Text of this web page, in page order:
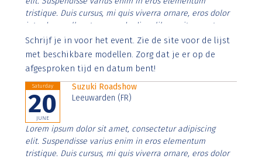
tristique. Duis cursus, mi quis viverra ornare, eros dolor
interdum nulla, ut commodo diam libero vitae erat.
Aenean faucibus nibh et justo cursus id rutrum lorem
imperdiet. Nunc ut sem vitae risus tristique posuere.
Schrijf je in voor het event. Zie de site voor de lijst
met beschikbare modellen. Zorg dat je er op de
afgesproken tijd en datum bent!
Saturday
20
JUNE
Suzuki Roadshow
Leeuwarden (FR)
Lorem ipsum dolor sit amet, consectetur adipiscing
elit. Suspendisse varius enim in eros elementum
tristique. Duis cursus, mi quis viverra ornare, eros dolor